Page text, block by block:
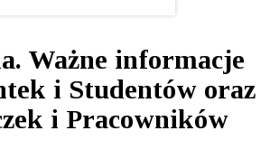
Ważne informacje
i Studentów oraz
i Pracowników